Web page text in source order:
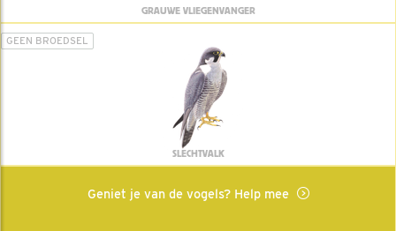
GRAUWE VLIEGENVANGER
GEEN BROEDSEL
SLECHTVALK
Geniet je van de vogels? Help mee